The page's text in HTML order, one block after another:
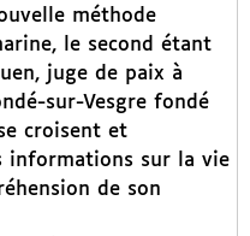
méthode
le second étant
juge de paix à
sur-Vesgre fondé
croisent et
informations sur la vie
de son